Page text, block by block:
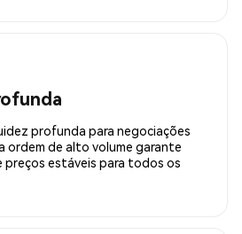
profunda para negociações
ordem de alto volume garante
preços estáveis para todos os